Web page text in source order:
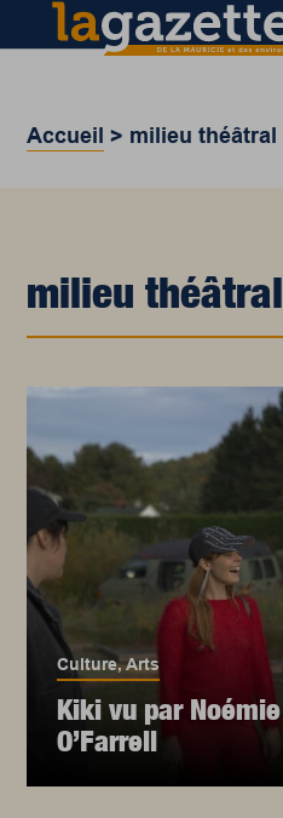
Accueil > milieu théâtral
milieu théâtral
Culture,Arts
Kiki vu par Noémie
O’Farrell